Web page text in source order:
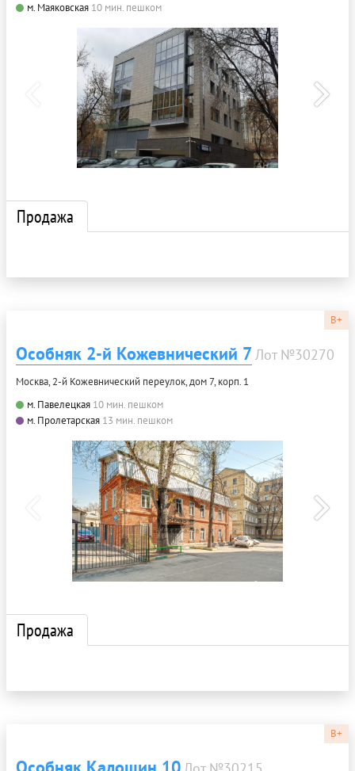
м. Маяковская 10 мин. пешком
Продажа
B+
Особняк 2-й Кожевнический 7Лот №30270
Москва, 2-й Кожевнический переулок, дом 7, корп. 1
м. Павелецкая 10 мин. пешком
м. Пролетарская 13 мин. пешком
Продажа
B+